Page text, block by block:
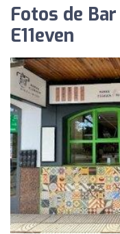
Fotos de
E11even